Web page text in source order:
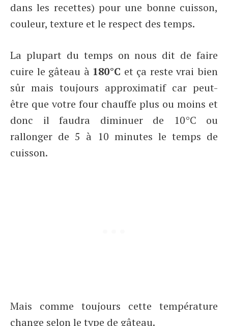
dans les recettes) pour une bonne cuisson,
couleur, texture et le respect des temps.
La plupart du temps on nous dit de faire
cuire le gâteau à 180°C et ça reste vrai bien
sûr mais toujours approximatif car peut-
être que votre four chauffe plus ou moins et
donc il faudra diminuer de 10°C ou
rallonger de 5 à 10 minutes le temps de
cuisson.
Mais comme toujours cette température
change selon le type de gâteau.